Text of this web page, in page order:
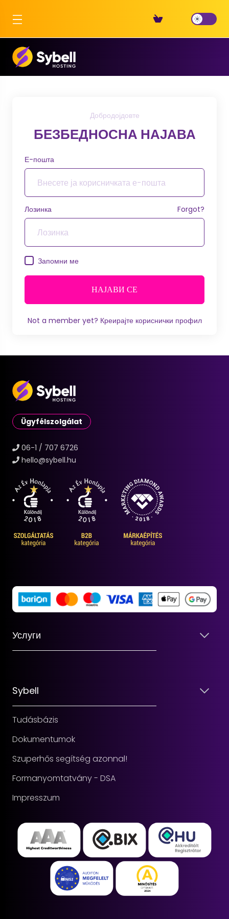
Добродојдовте
БЕЗБЕДНОСНА НАЈАВА
Е-пошта
Лозинка Forgot?
Запомни ме
НАЈАВИ СЕ
Not a member yet? Креирајте кориснички профил
Ügyfélszolgálat
06-1 / 707 6726
hello@sybell.hu
Услуги
Sybell
Tudásbázis
Dokumentumok
Szuperhős segítség azonnal!
Formanyomtatvány - DSA
Impresszum